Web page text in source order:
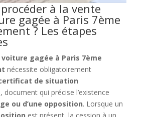
à la vente
gagée à Paris 7ème
? Les étapes
voiture gagée à Paris 7ème
nécessite obligatoirement
de situation
, document qui précise l’existence
ou d’une opposition. Lorsque un
est présent, la cession à un